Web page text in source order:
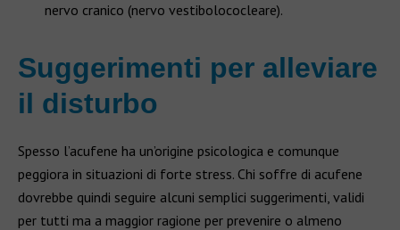
nervo cranico (nervo vestibolococleare).
Suggerimenti per alleviare
il disturbo
Spesso l’acufene ha un’origine psicologica e comunque
peggiora in situazioni di forte stress. Chi soffre di acufene
dovrebbe quindi seguire alcuni semplici suggerimenti, validi
per tutti ma a maggior ragione per prevenire o almeno